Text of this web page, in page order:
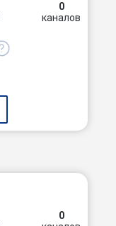
0
каналов
0